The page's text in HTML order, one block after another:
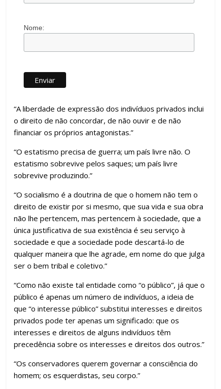
Nome:
“A liberdade de expressão dos indivíduos privados inclui
o direito de não concordar, de não ouvir e de não
financiar os próprios antagonistas.”
“O estatismo precisa de guerra; um país livre não. O
estatismo sobrevive pelos saques; um país livre
sobrevive produzindo.”
“O socialismo é a doutrina de que o homem não tem o
direito de existir por si mesmo, que sua vida e sua obra
não lhe pertencem, mas pertencem à sociedade, que a
única justificativa de sua existência é seu serviço à
sociedade e que a sociedade pode descartá-lo de
qualquer maneira que lhe agrade, em nome do que julga
ser o bem tribal e coletivo.”
“Como não existe tal entidade como “o público”, já que o
público é apenas um número de indivíduos, a ideia de
que “o interesse público” substitui interesses e direitos
privados pode ter apenas um significado: que os
interesses e direitos de alguns indivíduos têm
precedência sobre os interesses e direitos dos outros.”
“Os conservadores querem governar a consciência do
homem; os esquerdistas, seu corpo.”